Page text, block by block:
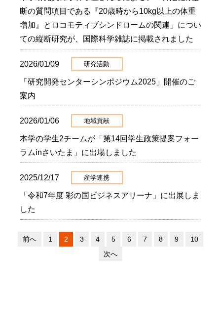
断の質問項目である『20歳時から10kg以上の体重
増加』とロコモティブシンドロームの関連」につい
ての縦断研究が、国際科学雑誌に掲載されました
2026/01/09 研究活動
「研究開発センターシンポジウム2025」開催のご
案内
2026/01/06 地域貢献
本学の学生2チームが「第14回学生政策提案フォー
ラムinさいたま」に出場しました
2025/12/17 産学連携
「令和7年度 彩の国ビジネスアリーナ」に出展しま
した
前へ 1 2 3 4 5 6 7 8 9
10
次へ